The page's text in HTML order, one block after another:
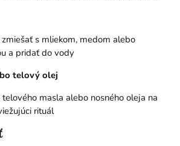
s mliekom, medom alebo
a pridať do vody
telový olej
masla alebo nosného oleja na
rituál